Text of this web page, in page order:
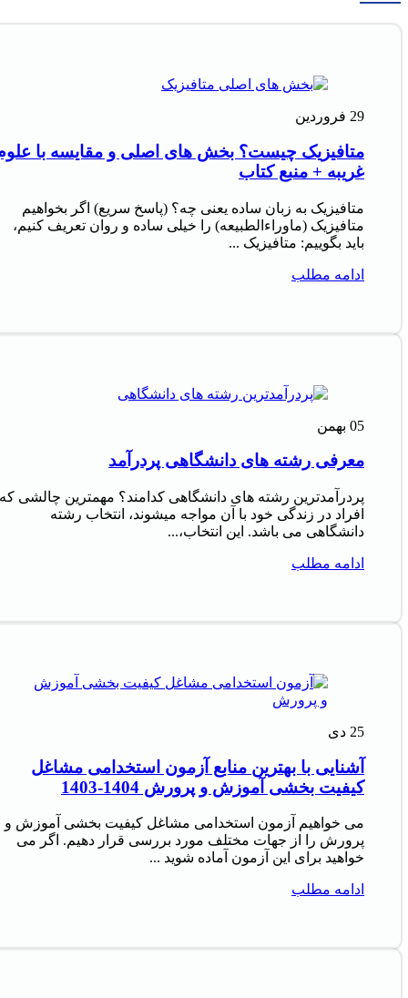
29 فروردین
متافیزیک چیست؟ بخش های اصلی و مقایسه با
غریبه + منبع کتاب
متافیزیک به زبان ساده یعنی چه؟ (پاسخ سریع) اگر بخواهیم
متافیزیک (ماوراءالطبیعه) را خیلی ساده و روان تعریف کنیم،
باید بگوییم: متافیزیک ...
ادامه مطلب
05 بهمن
معرفی رشته های دانشگاهی پردرآمد
پردرآمدترین رشته های دانشگاهی کدامند؟ مهمترین چالشی که
افراد در زندگی خود با آن مواجه میشوند، انتخاب رشته
دانشگاهی می باشد. این انتخاب،...
ادامه مطلب
25 دی
آشنایی با بهترین منابع آزمون استخدامی مشاغل
کیفیت بخشی آموزش و پرورش 1404-1403
می خواهیم آزمون استخدامی مشاغل کیفیت بخشی آموزش و
پرورش را از جهات مختلف مورد بررسی قرار دهیم. اگر می
خواهید برای این آزمون آماده شوید ...
ادامه مطلب